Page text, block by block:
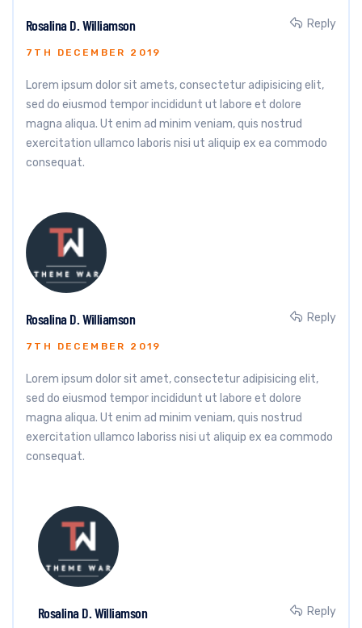
Rosalina D. Williamson
7TH DECEMBER 2019
Reply
Lorem ipsum dolor sit amets, consectetur adipisicing elit,
sed do eiusmod tempor incididunt ut labore et dolore
magna aliqua. Ut enim ad minim veniam, quis nostrud
exercitation ullamco laboris nisi ut aliquip ex ea commodo
consequat.
Rosalina D. Williamson
7TH DECEMBER 2019
Reply
Lorem ipsum dolor sit amet, consectetur adipisicing elit,
sed do eiusmod tempor incididunt ut labore et dolore
magna aliqua. Ut enim ad minim veniam, quis nostrud
exercitation ullamco laboriss nisi ut aliquip ex ea commodo
consequat.
Rosalina D. Williamson Reply